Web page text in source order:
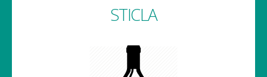
STICLA